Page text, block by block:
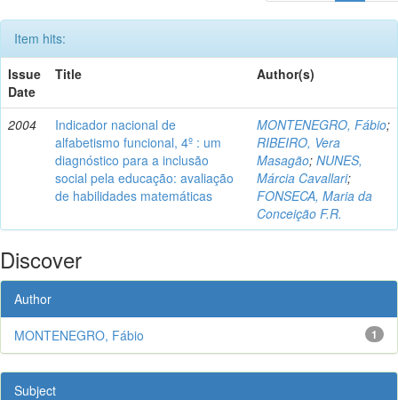
Item hits:
Issue
Date
Title Author(s)
2004
Indicador nacional de
alfabetismo funcional, 4º : um
diagnóstico para a inclusão
social pela educação: avaliação
de habilidades matemáticas
MONTENEGRO, Fábio;
RIBEIRO, Vera
Masagão; NUNES,
Márcia Cavallari;
FONSECA, Maria da
Conceição F.R.
Discover
Author
1
MONTENEGRO, Fábio
Subject